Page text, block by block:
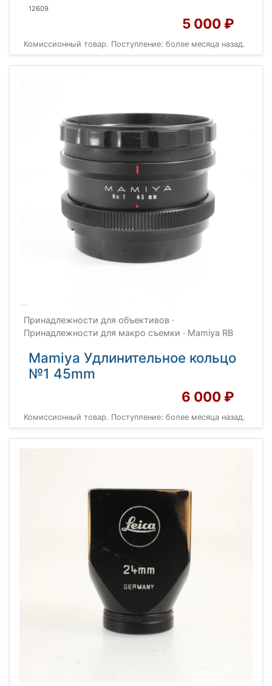
12609
5 000 ₽
Комиссионный товар. Поступление: более месяца назад.
Принадлежности для объективов ·
Принадлежности для макро съемки · Mamiya RB
Mamiya Удлинительное кольцо
№1 45mm
6 000 ₽
Комиссионный товар. Поступление: более месяца назад.